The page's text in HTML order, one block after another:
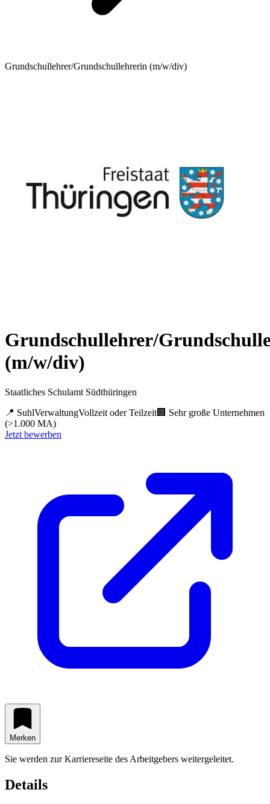
Grundschullehrer/Grundschullehrerin (m/w/div)
Grundschullehrer/
(m/w/div)
Staatliches Schulamt Südthüringen
📍 SuhlVerwaltungVollzeit oder Teilzeit🏢 Sehr große Unternehmen
(>1.000 MA)
Jetzt bewerben
Merken
Sie werden zur Karriereseite des Arbeitgebers weitergeleitet.
Details